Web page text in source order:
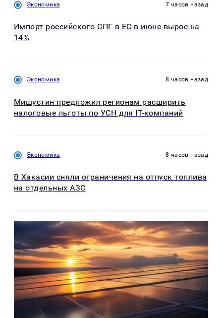
Экономика 7 часов назад
Импорт российского СПГ в ЕС в июне вырос на
14%
Экономика 8 часов назад
Мишустин предложил регионам расширить
налоговые льготы по УСН для IT-компаний
Экономика 8 часов назад
В Хакасии сняли ограничения на отпуск топлива
на отдельных АЗС